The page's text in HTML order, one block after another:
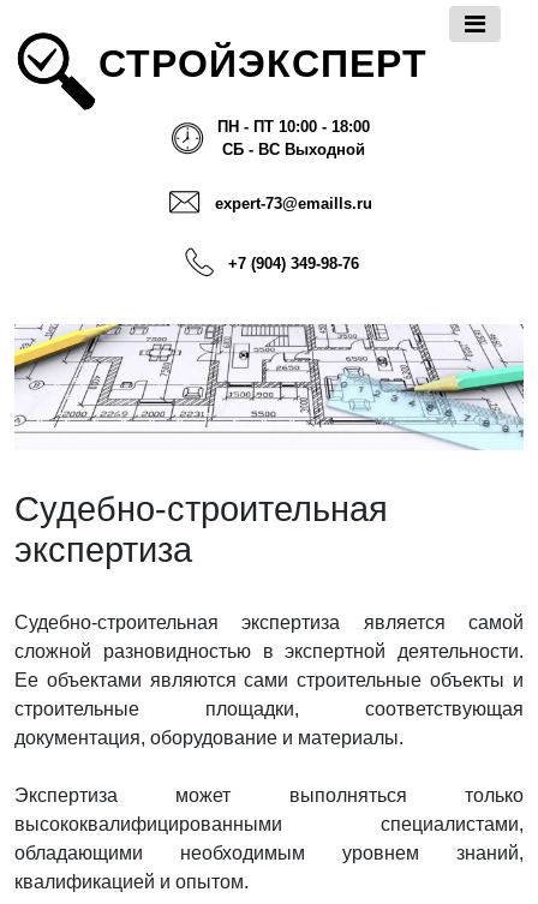
СТРОЙЭКСПЕРТ
ПН - ПТ 10:00 - 18:00
СБ - ВС Выходной
expert-73@emaills.ru
+7 (904) 349-98-76
Судебно-строительная
экспертиза
Судебно-строительная экспертиза является самой
сложной разновидностью в экспертной деятельности.
Ее объектами являются сами строительные объекты и
строительные площадки, соответствующая
документация, оборудование и материалы.
Экспертиза может выполняться только
высококвалифицированными специалистами,
обладающими необходимым уровнем знаний,
квалификацией и опытом.